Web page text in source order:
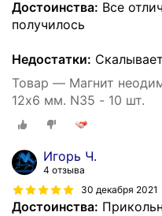
Достоинства: Все
получилось
Недостатки:
Товар — Магнит
12х6 мм. N35 - 10 шт.
Игорь Ч.
4 отзыва
30 декабря 2021
Достоинства: